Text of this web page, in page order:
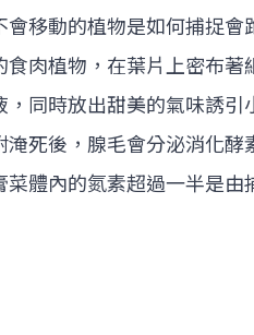
移動的植物是如何捕捉會
肉植物，在葉片上密布著
同時放出甜美的氣味誘引
死後，腺毛會分泌消化酵
菜體內的氮素超過一半是由